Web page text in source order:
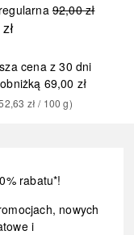
92,00 zł
cena z 30 dni
69,00 zł
zł / 100 g)
rabatu*!
nowych
i